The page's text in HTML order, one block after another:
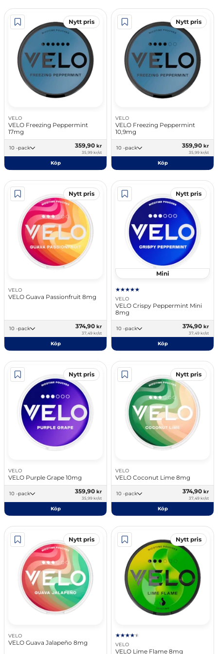
Nytt pris
VELO
VELO Freezing Peppermint
17mg
10 -pack 359,90 kr
35,99 kr/st
Köp
Nytt pris
VELO
VELO Freezing Peppermint
10,9mg
10 -pack 359,90 kr
35,99 kr/st
Köp
Nytt pris
VELO
VELO Guava Passionfruit 8mg
10 -pack 374,90 kr
37,49 kr/st
Köp
Nytt pris
Mini
VELO
VELO Crispy Peppermint Mini
8mg
10 -pack 374,90 kr
37,49 kr/st
Köp
Nytt pris
VELO
VELO Purple Grape 10mg
10 -pack 359,90 kr
35,99 kr/st
Köp
Nytt pris
VELO
VELO Coconut Lime 8mg
10 -pack 374,90 kr
37,49 kr/st
Köp
Nytt pris
VELO
VELO Guava Jalapeño 8mg
Nytt pris
VELO
VELO Lime Flame 8mg